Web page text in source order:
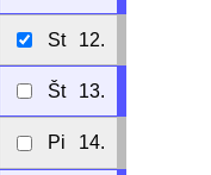
St 12.
Št 13.
Pi 14.